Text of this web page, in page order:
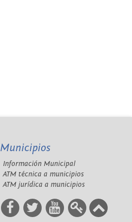
Municipios
Información Municipal
ATM técnica a municipios
ATM jurídica a municipios